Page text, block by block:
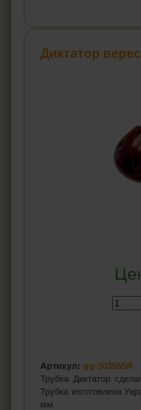
Диктатор
Артикул: gg-303555R
Трубка Диктатор
Трубка изготовлена
мм